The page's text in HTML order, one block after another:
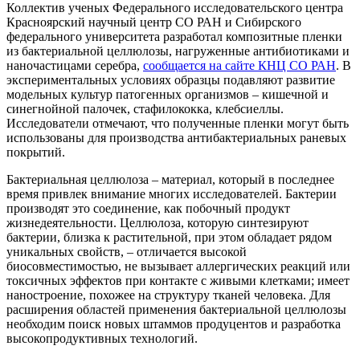
Коллектив ученых Федерального исследовательского центра
Красноярский научный центр СО РАН и Сибирского
федерального университета разработал композитные пленки
из бактериальной целлюлозы, нагруженные антибиотиками и
наночастицами серебра, сообщается на сайте КНЦ СО РАН. В
экспериментальных условиях образцы подавляют развитие
модельных культур патогенных организмов – кишечной и
синегнойной палочек, стафилококка, клебсиеллы.
Исследователи отмечают, что полученные пленки могут быть
использованы для производства антибактериальных раневых
покрытий.
Бактериальная целлюлоза – материал, который в последнее
время привлек внимание многих исследователей. Бактерии
производят это соединение, как побочный продукт
жизнедеятельности. Целлюлоза, которую синтезируют
бактерии, близка к растительной, при этом обладает рядом
уникальных свойств, – отличается высокой
биосовместимостью, не вызывает аллергических реакций или
токсичных эффектов при контакте с живыми клетками; имеет
наностроение, похожее на структуру тканей человека. Для
расширения областей применения бактериальной целлюлозы
необходим поиск новых штаммов продуцентов и разработка
высокопродуктивных технологий.